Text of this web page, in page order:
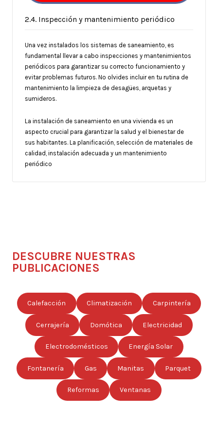
2.4. Inspección y mantenimiento periódico
Una vez instalados los sistemas de saneamiento, es
fundamental llevar a cabo inspecciones y mantenimientos
periódicos para garantizar su correcto funcionamiento y
evitar problemas futuros. No olvides incluir en tu rutina de
mantenimiento la limpieza de desagües, arquetas y
sumideros.
La instalación de saneamiento en una vivienda es un
aspecto crucial para garantizar la salud y el bienestar de
sus habitantes. La planificación, selección de materiales de
calidad, instalación adecuada y un mantenimiento
periódico
DESCUBRE NUESTRAS
PUBLICACIONES
Calefacción Climatización Carpintería
Cerrajería Domótica Electricidad
Electrodomésticos Energía Solar
Fontanería Gas Manitas Parquet
Reformas Ventanas